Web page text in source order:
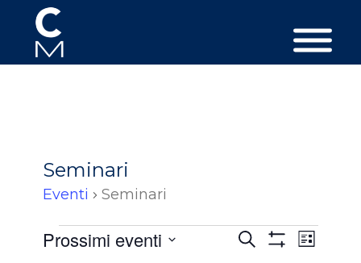
Seminari
Eventi Seminari
Eventi
Eventi
Cerca
Lista
Prossimi eventi